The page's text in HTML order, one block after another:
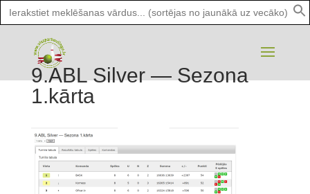
Search
for:
9.ABL Silver — Sezona
1.kārta